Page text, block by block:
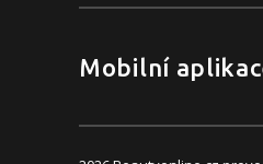
Mobilní